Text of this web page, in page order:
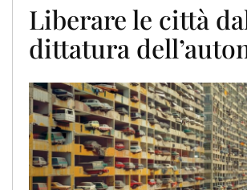
Liberare le città
dittatura